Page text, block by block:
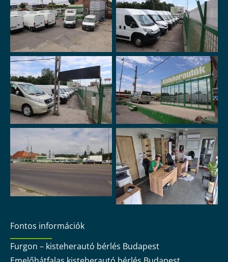
Fontos információk
Furgon – kisteherautó bérlés Budapest